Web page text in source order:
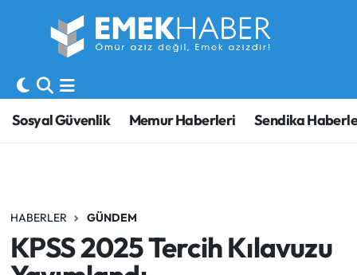
Sosyal Güvenlik Memur Haberleri Sendika
HABERLER GÜNDEM
KPSS 2025 Tercih Kılavuzu
Sosyal Güvenlik
Sendika
SORU-CEVAP
Memur
Emekli
Hava Durumu
Trafik Durumu
Süper Lig Puan Durumu ve Fikstür
Son Dakika Haberleri
Haber Arşivi